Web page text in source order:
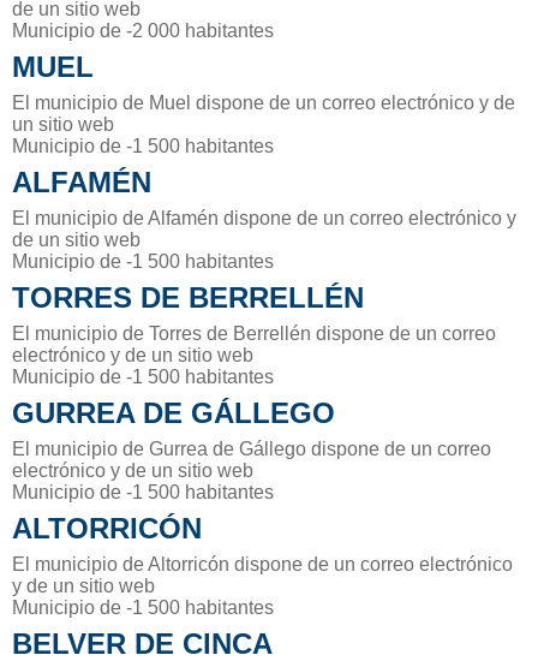
de un sitio web
Municipio de -2 000 habitantes
MUEL
El municipio de Muel dispone de un correo electrónico y de
un sitio web
Municipio de -1 500 habitantes
ALFAMÉN
El municipio de Alfamén dispone de un correo electrónico y
de un sitio web
Municipio de -1 500 habitantes
TORRES DE BERRELLÉN
El municipio de Torres de Berrellén dispone de un correo
electrónico y de un sitio web
Municipio de -1 500 habitantes
GURREA DE GÁLLEGO
El municipio de Gurrea de Gállego dispone de un correo
electrónico y de un sitio web
Municipio de -1 500 habitantes
ALTORRICÓN
El municipio de Altorricón dispone de un correo electrónico
y de un sitio web
Municipio de -1 500 habitantes
BELVER DE CINCA